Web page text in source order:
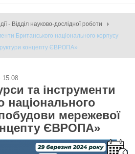
- Відділ науково-дослідної роботи
Британського національного корпусу
концепту ЄВРОПА»
15:08
та інструменти
національного
мережевої
ЄВРОПА»